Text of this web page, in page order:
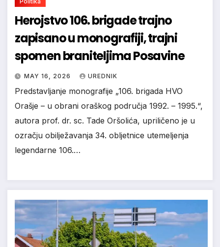
Herojstvo 106. brigade trajno
zapisano u monografiji, trajni
spomen braniteljima Posavine
MAY 16, 2026 UREDNIK
Predstavljanje monografije „106. brigada HVO
Orašje – u obrani oraškog područja 1992. – 1995.“,
autora prof. dr. sc. Tade Oršolića, upriličeno je u
ozračju obilježavanja 34. obljetnice utemeljenja
legendarne 106.…